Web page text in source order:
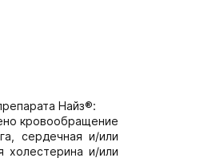
Найз®:
кровообращение
сердечная и/или
холестерина и/или